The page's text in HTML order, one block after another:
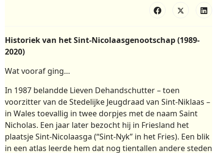
Historiek van het Sint-Nicolaasgenootschap(1989-
2020)
Wat vooraf ging…
In 1987 belandde Lieven Dehandschutter – toen
voorzitter van de Stedelijke Jeugdraad van Sint-Niklaas –
in Wales toevallig in twee dorpjes met de naam Saint
Nicholas. Een jaar later bezocht hij in Friesland het
plaatsje Sint-Nicolaasga (“Sint-Nyk” in het Fries). Een blik
in een atlas leerde hem dat nog tientallen andere steden